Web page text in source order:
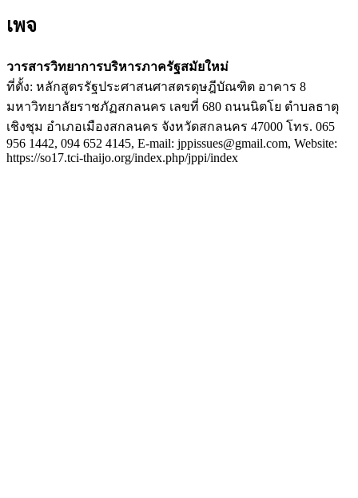
เพจ
วารสารวิทยาการบริหารภาครัฐสมัยใหม่
ที่ตั้ง: หลักสูตรรัฐประศาสนศาสตรดุษฎีบัณฑิต อาคาร 8
มหาวิทยาลัยราชภัฏสกลนคร เลขที่ 680 ถนนนิตโย ตำบลธาตุ
เชิงชุม อำเภอเมืองสกลนคร จังหวัดสกลนคร 47000 โทร. 065
956 1442, 094 652 4145, E-mail: jppissues@gmail.com, Website:
https://so17.tci-thaijo.org/index.php/jppi/index